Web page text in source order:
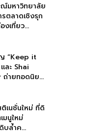
มหาวิทยาลัย
ตลาดเชิงรุก
งเที่ยว...
“Keep it
ละ Shai
ายทอดนิย...
เนชั่นใหม่ ที่ดิ
มนูใหม่
บล้ำค...